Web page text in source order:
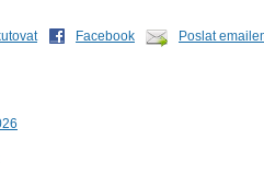
Facebook Poslat